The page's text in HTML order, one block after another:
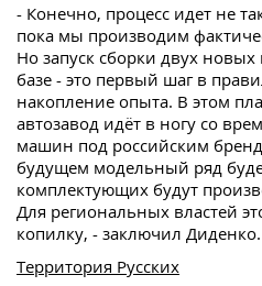
- Конечно, процесс идет не
пока мы производим
Но запуск сборки двух
базе - это первый шаг в
накопление опыта. В этом
автозавод идёт в ногу со
машин под российским
будущем модельный ряд
комплектующих будут
Для региональных властей
копилку, - заключил Диденко.
Территория Русских